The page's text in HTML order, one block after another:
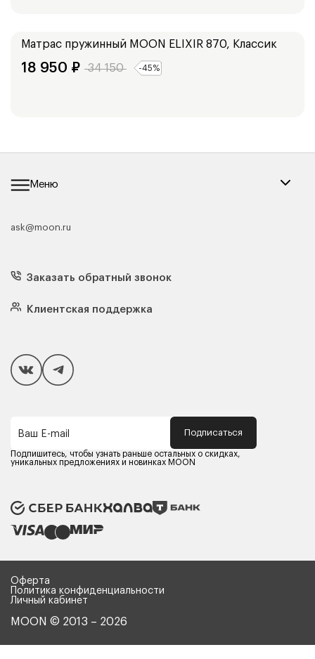
Матрас пружинный MOON ELIXIR 870, Классик
18 950 ₽ 34 150 -45%
Меню
Каталог мебели
Кресла
Матрасы
Подушки
Чехлы и наматрасники
Покупателям
Способы оплаты
Компания MOON
Оферта
Политика конфиденциальности
Карьера в MOON
ask@moon.ru
Заказать обратный звонок
Клиентская поддержка
Ваш E-mail Подписаться
Подпишитесь, чтобы узнать раньше остальных о скидках,
уникальных предложениях и новинках MOON
MOON © 2013 – 2026
Оферта
Политика конфиденциальности
Личный кабинет